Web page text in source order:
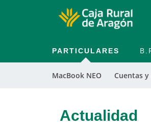
PARTICULARES
MacBook NEO Cuentas
Actualidad